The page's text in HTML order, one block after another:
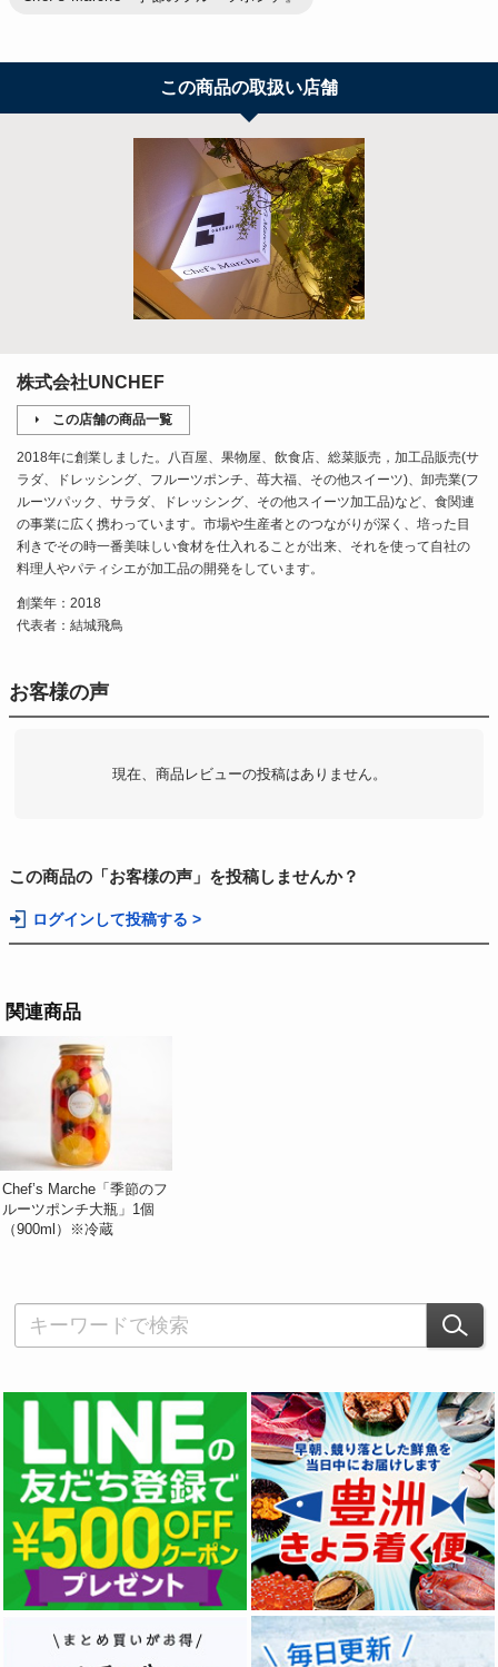
この商品の取扱い店舗
株式会社UNCHEF
この店舗の商品一覧
2018年に創業しました。八百屋、果物屋、飲食店、総菜販売，加工品販売(サ
ラダ、ドレッシング、フルーツポンチ、苺大福、その他スイーツ)、卸売業(フ
ルーツパック、サラダ、ドレッシング、その他スイーツ加工品)など、食関連
の事業に広く携わっています。市場や生産者とのつながりが深く、培った目
利きでその時一番美味しい食材を仕入れることが出来、それを使って自社の
料理人やパティシエが加工品の開発をしています。
創業年：2018
代表者：結城飛鳥
お客様の声
現在、商品レビューの投稿はありません。
この商品の「お客様の声」を投稿しませんか？
ログインして投稿する >
関連商品
Chef’s Marche「季節のフ
ルーツポンチ大瓶」1個
（900ml）※冷蔵